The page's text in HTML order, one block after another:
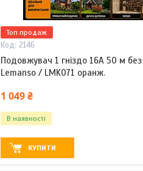
Топ продаж
2146
Подовжувач 1 гніздо 16A 50 м
Lemanso / LMK071 оранж.
1 049 ₴
В наявності
КУПИТИ